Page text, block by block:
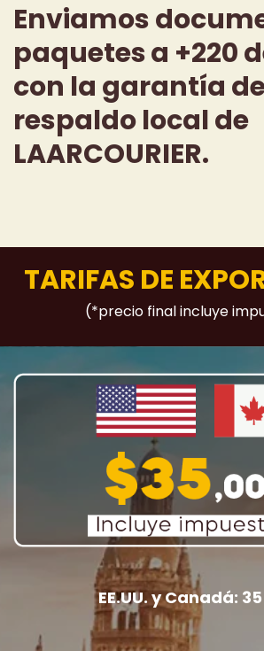
Enviamos
paquetesa +220
con la garantía de
respaldo local de
LAARCOURIER.
TARIFAS DE
(*precio final incluye
EE.UU. y Canadá: 35